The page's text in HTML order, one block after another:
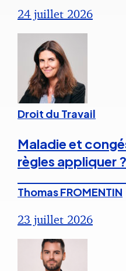
24 juillet 2026
Droit du Travail
Maladie et
règles appliquer ?
Thomas FROMENTIN
23 juillet 2026